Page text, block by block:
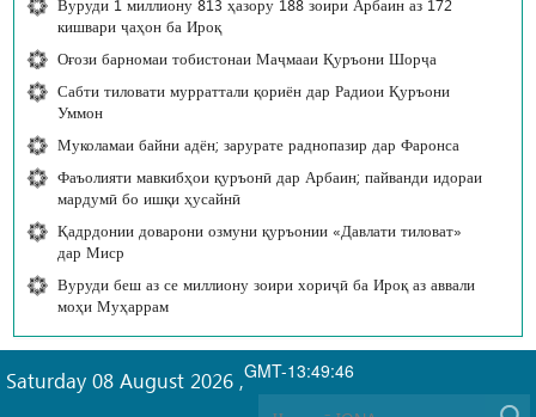
Вуруди 1 миллиону 813 ҳазору 188 зоири Арбаин аз 172
кишвари ҷаҳон ба Ироқ
Оғози барномаи тобистонаи Маҷмааи Қуръони Шорҷа
Сабти тиловати мурраттали қориён дар Радиои Қуръони
Уммон
Муколамаи байни адён; зарурате раднопазир дар Фаронса
Фаъолияти мавкибҳои қуръонӣ дар Арбаин; пайванди идораи
мардумӣ бо ишқи ҳусайнӣ
Қадрдонии доварони озмуни қуръонии «Давлати тиловат»
дар Миср
Вуруди беш аз се миллиону зоири хориҷӣ ба Ироқ аз аввали
моҳи Муҳаррам
GMT-13:49:46
Saturday 08 August 2026 ,